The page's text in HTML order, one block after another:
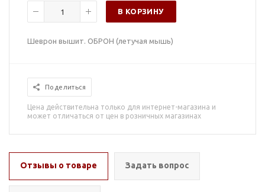
В КОРЗИНУ
Шеврон вышит. ОБРОН (летучая мышь)
Поделиться
Цена действительна только для интернет-магазина и
может отличаться от цен в розничных магазинах
Отзывы о товаре Задать вопрос